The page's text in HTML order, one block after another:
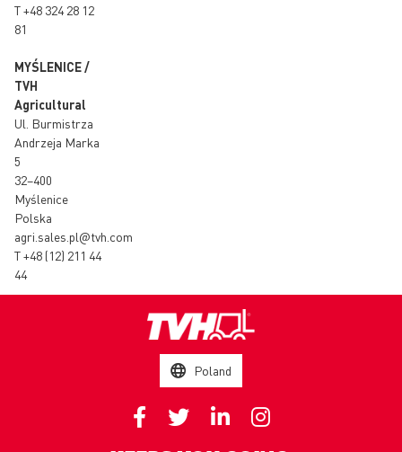
T+48 324 28 12
81
MYŚLENICE /
TVH
Agricultural
Ul. Burmistrza
Andrzeja Marka
5
32–400
Myślenice
Polska
agri.sales.pl@tvh.com
T+48 (12) 211 44
44
Poland